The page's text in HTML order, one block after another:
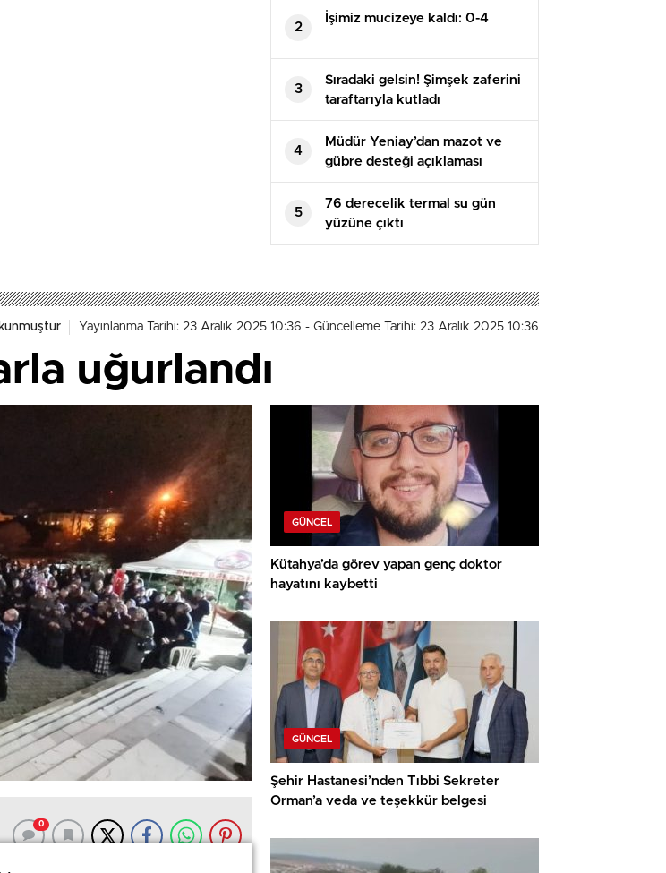
2
İşimiz mucizeye kaldı: 0-4
3
Sıradaki gelsin! Şimşek zaferini
taraftarıyla kutladı
4
Müdür Yeniay’dan mazot ve
gübre desteği açıklaması
5
76 derecelik termal su gün
yüzüne çıktı
Yayınlanma Tarihi: 23 Aralık 2025 10:36 - Güncelleme Tarihi: 23 Aralık 2025 10:36
uğurlandı
0
GÜNCEL
Kütahya’da görev yapan genç doktor
hayatını kaybetti
GÜNCEL
Şehir Hastanesi’nden Tıbbi Sekreter
Orman’a veda ve teşekkür belgesi